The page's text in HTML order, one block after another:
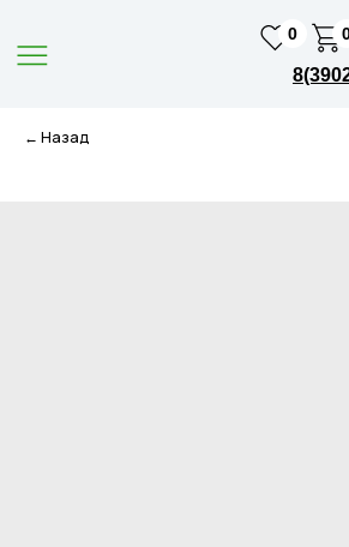
0
← Назад